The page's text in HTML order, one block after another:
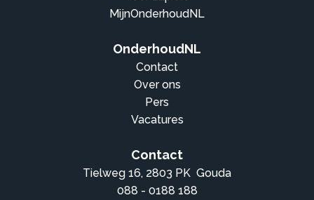
MijnOnderhoudNL
OnderhoudNL
Contact
Over ons
Pers
Vacatures
Contact
Tielweg 16, 2803 PK Gouda
088 - 0188 188